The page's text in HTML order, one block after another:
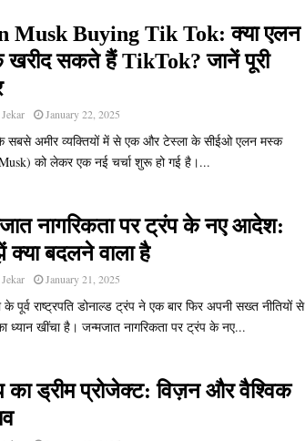
Musk Buying Tik Tok: क्या एलन
खरीद सकते हैं TikTok? जानें पूरी
January 22, 2025
सबसे अमीर व्यक्तियों में से एक और टेस्ला के सीईओ एलन मस्क
को लेकर एक नई चर्चा शुरू हो गई है।...
नागरिकता पर ट्रंप के नए आदेश:
बदलने वाला है
January 21, 2025
के पूर्व राष्ट्रपति डोनाल्ड ट्रंप ने एक बार फिर अपनी सख्त नीतियों से
ध्यान खींचा है। जन्मजात नागरिकता पर ट्रंप के नए...
का ड्रीम प्रोजेक्ट: विज़न और वैश्विक